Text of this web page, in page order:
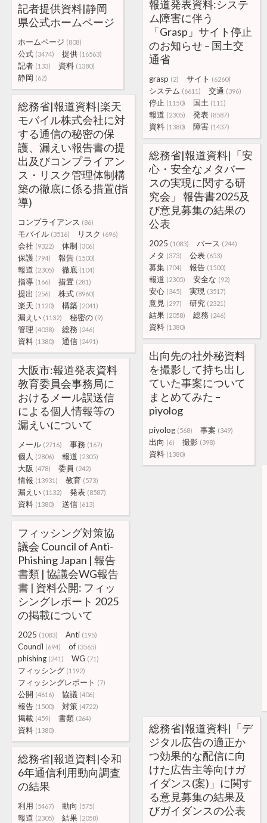
報道発表資料:システ
ム障害に伴う
「Grasp」サイト停止
のお知らせ – 国土交
通省
grasp (2) サイト (6260)
システム (6611) 交通 (396)
停止 (1150) 国土 (111)
報道 (2305) 発表 (8587)
資料 (1380) 障害 (1437)
記者提供資料|静岡
県公式ホームページ
ホームページ (808)
公式 (3474) 提供 (16563)
記者 (133) 資料 (1380)
静岡 (62)
総務省|報道資料|楽天
モバイル株式会社に対
する通信の秘密の保
護、漏えい報告書の提
出及びコンプライアン
ス・リスク管理体制構
築の徹底に係る措置(指
導)
コンプライアンス (86)
モバイル (3516) リスク (696)
会社 (9322) 体制 (306)
保護 (794) 報告 (1500)
報道 (2305) 徹底 (104)
指導 (166) 措置 (281)
提出 (256) 株式 (8960)
楽天 (1120) 構築 (2041)
漏えい (1132) 秘密の (9)
管理 (4038) 総務 (246)
資料 (1380) 通信 (2491)
総務省|報道資料|「安
心・安全なメタバー
スの実現に関する研
究会」 報告書2025及
び意見募集の結果の
公表
2025 (1083) バース (244)
メタ (373) 公表 (653)
募集 (704) 報告 (1500)
報道 (2305) 安全な (92)
安心 (345) 実現 (3517)
意見 (297) 研究 (2321)
結果 (2058) 総務 (246)
資料 (1380)
出向先の社外秘資料
を撮影して持ち出し
ていた事案について
まとめてみた –
piyolog
piyolog (568) 事案 (349)
出向 (6) 撮影 (398)
資料 (1380)
大阪市:報道発表資料
教育委員会事務局に
おけるメール誤送信
による個人情報等の
漏えいについて
メール (2716) 事務 (167)
個人 (2806) 報道 (2305)
大阪 (478) 委員 (242)
情報 (13931) 教育 (573)
漏えい (1132) 発表 (8587)
資料 (1380) 送信 (613)
フィッシング対策協
議会 Council of Anti-
Phishing Japan | 報告
書類 | 協議会WG報告
書 | 資料公開: フィッ
シングレポート 2025
の掲載について
2025 (1083) Anti (195)
Council (694) of (3565)
phishing (241) WG (71)
フィッシング (1192)
フィッシングレポート (7)
公開 (4616) 協議 (406)
報告 (1500) 対策 (4722)
掲載 (459) 書類 (264)
資料 (1380)
総務省|報道資料|「デ
ジタル広告の適正か
つ効果的な配信に向
けた広告主等向けガ
イダンス(案)」に関す
る意見募集の結果及
びガイダンスの公表
総務省|報道資料|令和
6年通信利用動向調査
の結果
利用 (5467) 動向 (575)
報道 (2305) 結果 (2058)